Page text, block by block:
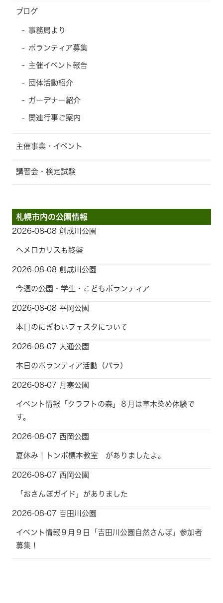
ブログ
事務局より
ボランティア募集
主催イベント報告
団体活動紹介
ガーデナー紹介
関連行事ご案内
主催事業・イベント
講習会・検定試験
札幌市内の公園情報
2026-08-08 創成川公園
ヘメロカリスも終盤
2026-08-08 創成川公園
今週の公園・学生・こどもボランティア
2026-08-08 平岡公園
本日のにぎわいフェスタについて
2026-08-07 大通公園
本日のボランティア活動（バラ）
2026-08-07 月寒公園
イベント情報「クラフトの森」８月は草木染め体験で
す。
2026-08-07 西岡公園
夏休み！トンボ標本教室 がありましたよ。
2026-08-07 西岡公園
「おさんぽガイド」がありました
2026-08-07 吉田川公園
イベント情報９月９日「吉田川公園自然さんぽ」参加者
募集！